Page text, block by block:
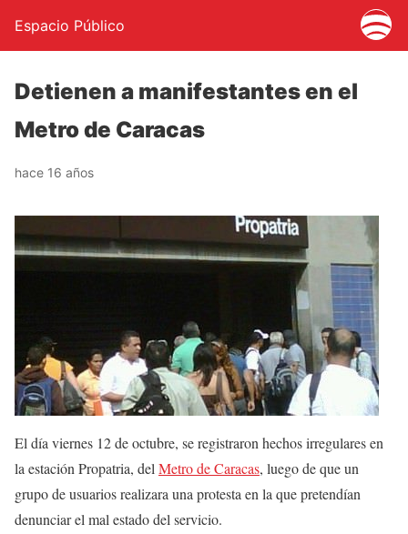
Espacio Público
Detienen a manifestantes en el
Metro de Caracas
hace 16 años
El día viernes 12 de octubre, se registraron hechos irregulares en
la estación Propatria, del Metro de Caracas, luego de que un
grupo de usuarios realizara una protesta en la que pretendían
denunciar el mal estado del servicio.